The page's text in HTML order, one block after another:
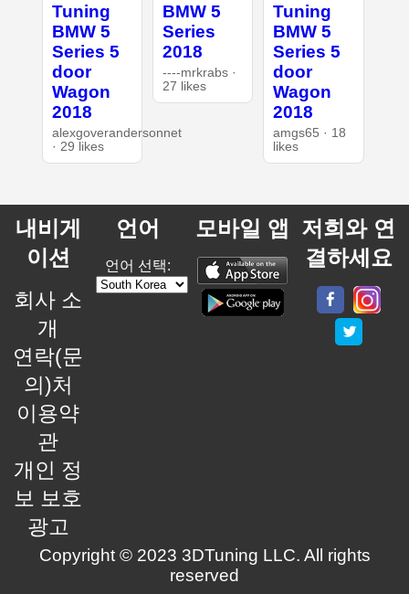
Tuning
BMW 5
Series 5
door
Wagon
2018
alexgoverandersonnet
· 29 likes
BMW 5
Series
2018
----mrkrabs ·
27 likes
Tuning
BMW 5
Series 5
door
Wagon
2018
amgs65 · 18
likes
내비게
이션
회사 소
개
연락(문
의)처
이용약
관
개인 정
보 보호
광고
언어
언어 선택:
모바일 앱 저희와 연
결하세요
Copyright © 2023 3DTuning LLC. All rights
reserved